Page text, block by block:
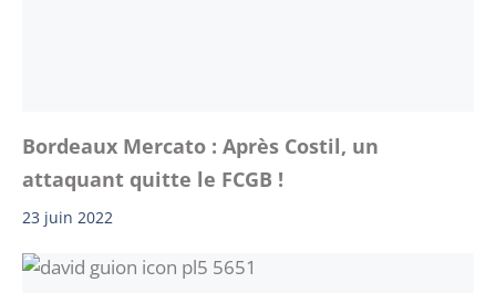
Bordeaux Mercato : Après Costil, un
attaquant quitte le FCGB !
23 juin 2022